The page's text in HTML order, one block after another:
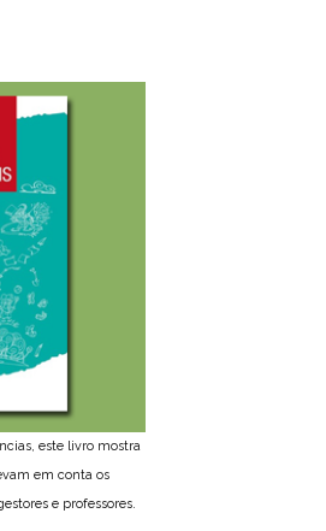
este livro mostra
em conta os
e professores.